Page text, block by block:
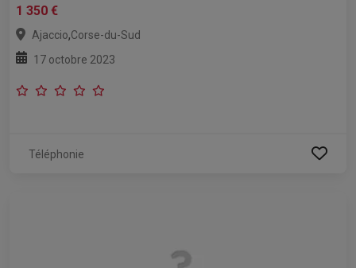
1 350 €
Ajaccio,Corse-du-Sud
17 octobre 2023
Téléphonie